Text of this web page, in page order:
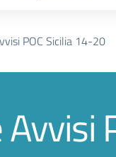
POC Sicilia 14-20